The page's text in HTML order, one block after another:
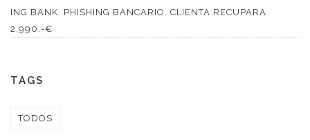
ING BANK. PHISHING BANCARIO. CLIENTA RECUPARA
2.990.-€
TAGS
TODOS